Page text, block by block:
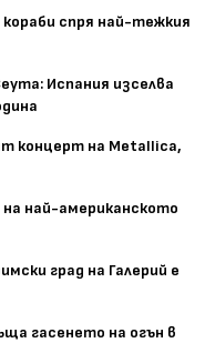
спря най-тежкия
Испания изселва
концерт на Metallica,
на най-американското
град на Галерий е
гасенето на огън в